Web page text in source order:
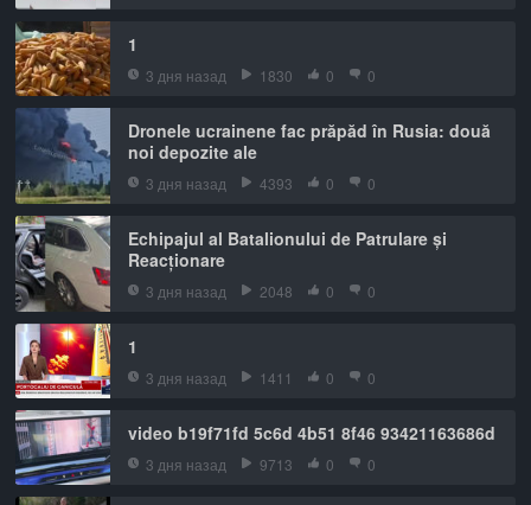
1
3 дня назад 1830 0 0
Dronele ucrainene fac prăpăd în Rusia: două
noi depozite ale
3 дня назад 4393 0 0
Echipajul al Batalionului de Patrulare și
Reacționare
3 дня назад 2048 0 0
1
3 дня назад 1411 0 0
video b19f71fd 5c6d 4b51 8f46 93421163686d
3 дня назад 9713 0 0